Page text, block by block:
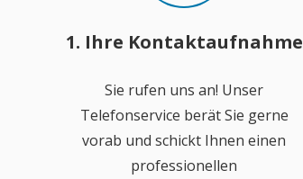
1. Ihre Kontaktaufnahme
Sie rufen uns an! Unser
Telefonservice berät Sie gerne
vorab und schickt Ihnen einen
professionellen